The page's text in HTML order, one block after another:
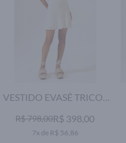
VESTIDO EVASÊ TRICOT
R$ 798,00R$ 398,00
7x de R$ 56,86